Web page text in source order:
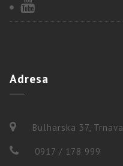
Adresa
Bulharska 37, Trnava
0917 / 178 999